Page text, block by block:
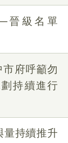
晉級名單
市府呼籲勿
持續進行
量持續推升